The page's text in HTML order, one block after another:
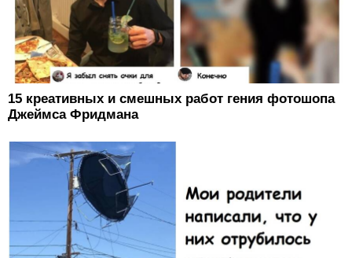
15 креативных и смешных работ гения фотошопа
Джеймса Фридмана